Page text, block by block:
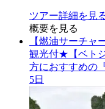
ツアー詳細を見
概要を見る
【燃油サーチ
観光付★【ベト
方におすすめの
5日